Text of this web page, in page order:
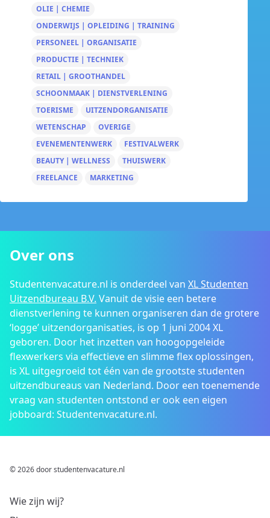
OLIE | CHEMIE
ONDERWIJS | OPLEIDING | TRAINING
PERSONEEL | ORGANISATIE
PRODUCTIE | TECHNIEK
RETAIL | GROOTHANDEL
SCHOONMAAK | DIENSTVERLENING
TOERISME
UITZENDORGANISATIE
WETENSCHAP
OVERIGE
EVENEMENTENWERK
FESTIVALWERK
BEAUTY | WELLNESS
THUISWERK
FREELANCE
MARKETING
Over ons
Studentenvacature.nl is onderdeel van XL Studenten
Uitzendbureau B.V. Vanuit de visie een betere
dienstverlening te kunnen organiseren dan de grotere
‘logge’ uitzendorganisaties, is op 1 juni 2004 XL
geboren. Door het inzetten van hoogopgeleide
flexwerkers via effectieve en slimme flex oplossingen,
is XL uitgegroeid tot één van de grootste studenten
uitzendbureaus van Nederland. Door een toenemende
vraag van studenten ontstond er ook een eigen
jobboard: Studentenvacature.nl.
© 2026 door studentenvacature.nl
Wie zijn wij?